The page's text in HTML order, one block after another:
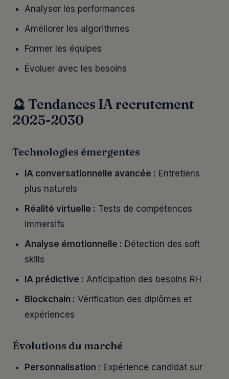
Analyser les performances
Améliorer les algorithmes
Former les équipes
Évoluer avec les besoins
🔮 Tendances IA recrutement
2025-2030
Technologies émergentes
IA conversationnelle avancée : Entretiens
plus naturels
Réalité virtuelle : Tests de compétences
immersifs
Analyse émotionnelle : Détection des soft
skills
IA prédictive : Anticipation des besoins RH
Blockchain : Vérification des diplômes et
expériences
Évolutions du marché
Personnalisation : Expérience candidat sur